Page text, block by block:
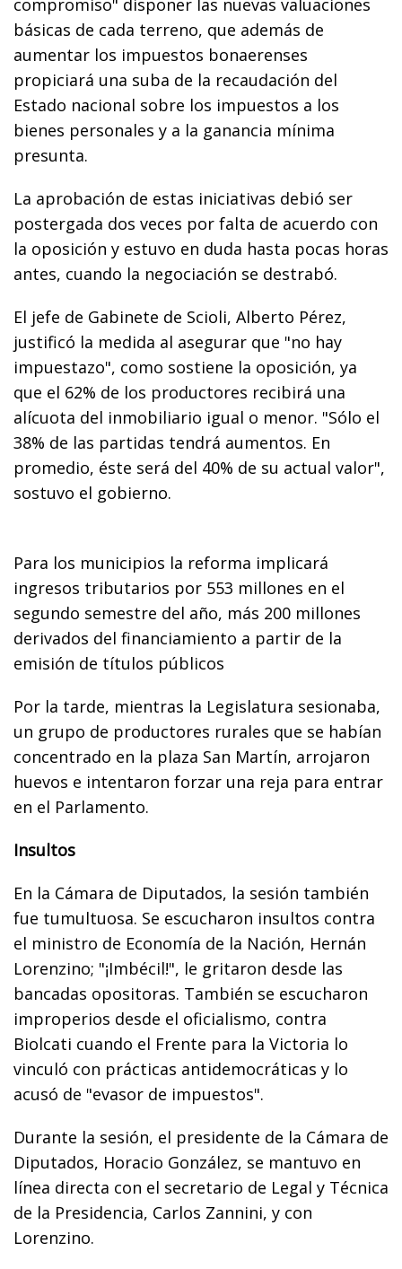
compromiso" disponer las nuevas valuaciones
básicas de cada terreno, que además de
aumentar los impuestos bonaerenses
propiciará una suba de la recaudación del
Estado nacional sobre los impuestos a los
bienes personales y a la ganancia mínima
presunta.
La aprobación de estas iniciativas debió ser
postergada dos veces por falta de acuerdo con
la oposición y estuvo en duda hasta pocas horas
antes, cuando la negociación se destrabó.
El jefe de Gabinete de Scioli, Alberto Pérez,
justificó la medida al asegurar que "no hay
impuestazo", como sostiene la oposición, ya
que el 62% de los productores recibirá una
alícuota del inmobiliario igual o menor. "Sólo el
38% de las partidas tendrá aumentos. En
promedio, éste será del 40% de su actual valor",
sostuvo el gobierno.
Para los municipios la reforma implicará
ingresos tributarios por 553 millones en el
segundo semestre del año, más 200 millones
derivados del financiamiento a partir de la
emisión de títulos públicos
Por la tarde, mientras la Legislatura sesionaba,
un grupo de productores rurales que se habían
concentrado en la plaza San Martín, arrojaron
huevos e intentaron forzar una reja para entrar
en el Parlamento.
Insultos
En la Cámara de Diputados, la sesión también
fue tumultuosa. Se escucharon insultos contra
el ministro de Economía de la Nación, Hernán
Lorenzino; "¡Imbécil!", le gritaron desde las
bancadas opositoras. También se escucharon
improperios desde el oficialismo, contra
Biolcati cuando el Frente para la Victoria lo
vinculó con prácticas antidemocráticas y lo
acusó de "evasor de impuestos".
Durante la sesión, el presidente de la Cámara de
Diputados, Horacio González, se mantuvo en
línea directa con el secretario de Legal y Técnica
de la Presidencia, Carlos Zannini, y con
Lorenzino.